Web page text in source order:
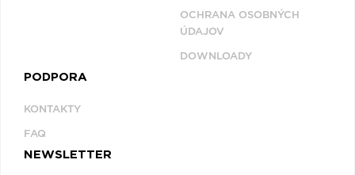
OCHRANA OSOBNÝCH
ÚDAJOV
DOWNLOADY
PODPORA
KONTAKTY
FAQ
NEWSLETTER